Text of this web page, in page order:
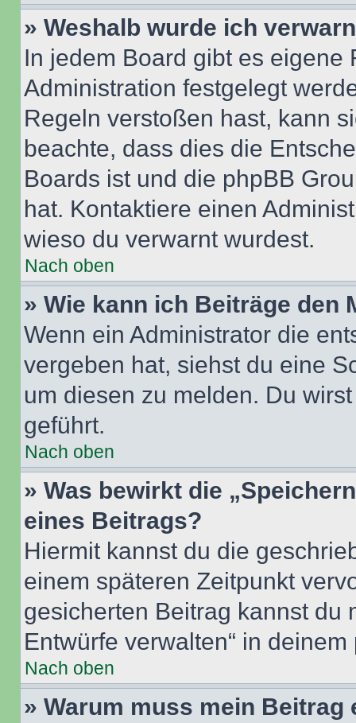
» Weshalb wurde ich
In jedem Board gibt es
Administration festgelegt
Regeln verstoßen hast, kann
beachte, dass dies die
Boards ist und die phpBB
hat. Kontaktiere einen
wieso du verwarnt wurdest.
Nach oben
» Wie kann ich Beiträge den
Wenn ein Administrator die
vergeben hat, siehst du eine
um diesen zu melden. Du
geführt.
Nach oben
» Was bewirkt die
eines Beitrags?
Hiermit kannst du die
einem späteren Zeitpunkt
gesicherten Beitrag kannst du
Entwürfe verwalten“ in
Nach oben
» Warum muss mein